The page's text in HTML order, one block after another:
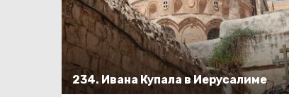
234. Ивана Купала в Иерусалиме